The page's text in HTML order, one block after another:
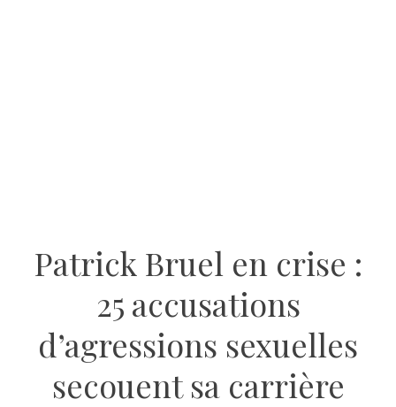
Patrick Bruel en crise :
25 accusations
d’agressions sexuelles
secouent sa carrière